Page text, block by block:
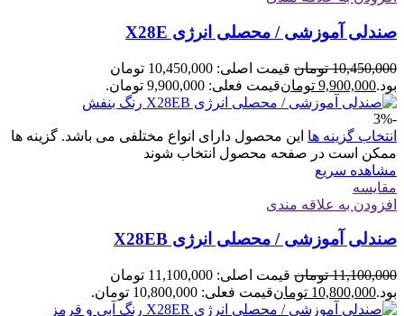
صندلی آموزشی / محصلی انرژی X28E
10,450,000 تومان
قیمت اصلی: 10,450,000 تومان
بود.9,900,000 تومانقیمت فعلی: 9,900,000 تومان.
-3%
انتخاب گزینه ها این محصول دارای انواع مختلفی می باشد. گزینه ها
ممکن است در صفحه محصول انتخاب شوند
مشاهده سریع
مقایسه
افزودن به علاقه مندی
صندلی آموزشی / محصلی انرژی X28EB
11,100,000 تومان
قیمت اصلی: 11,100,000 تومان
بود.10,800,000 تومانقیمت فعلی: 10,800,000 تومان.